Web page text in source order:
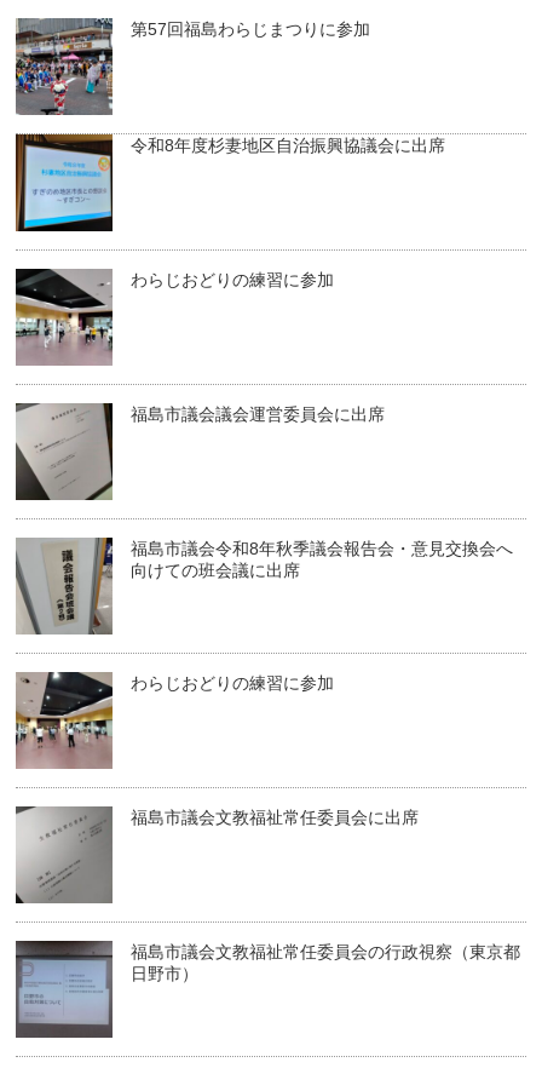
第57回福島わらじまつりに参加
令和8年度杉妻地区自治振興協議会に出席
わらじおどりの練習に参加
福島市議会議会運営委員会に出席
福島市議会令和8年秋季議会報告会・意見交換会へ
向けての班会議に出席
わらじおどりの練習に参加
福島市議会文教福祉常任委員会に出席
福島市議会文教福祉常任委員会の行政視察（東京都
日野市）